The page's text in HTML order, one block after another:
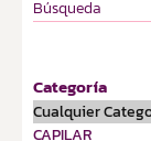
Categoría